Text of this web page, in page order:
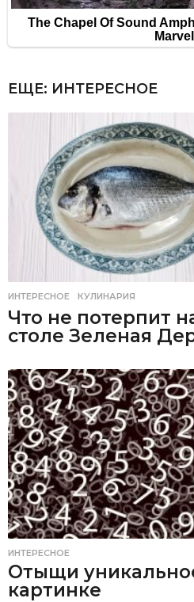
ЕЩЕ: ИНТЕРЕСНОЕ
ИНТЕРЕСНОЕ ,КУЛИНАРИЯ
Что не потерпит
столе Зеленая
ИНТЕРЕСНОЕ
Отыщи
картинке